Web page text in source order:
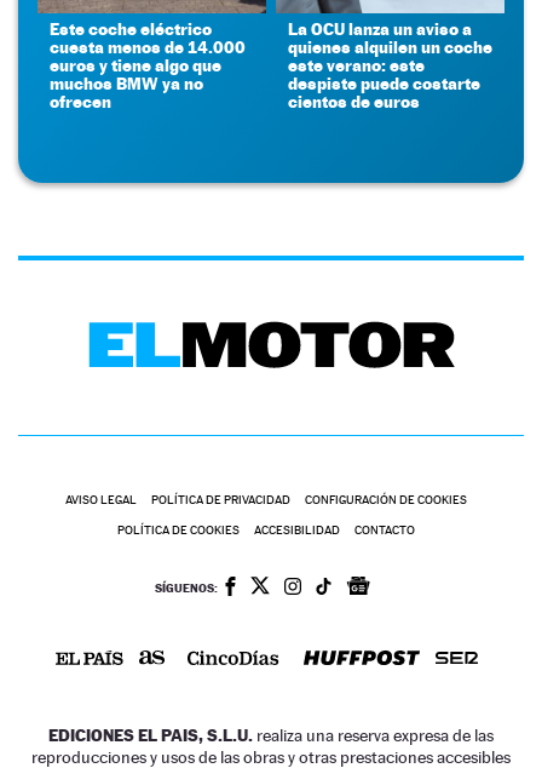
Este coche eléctrico
cuesta menos de 14.000
euros y tiene algo que
muchos BMW ya no
ofrecen
La OCU lanza un aviso a
quienes alquilen un coche
este verano: este
despiste puede costarte
cientos de euros
AVISO LEGAL POLÍTICA DE PRIVACIDAD CONFIGURACIÓN DE COOKIES
POLÍTICA DE COOKIES ACCESIBILIDAD CONTACTO
SÍGUENOS:
EDICIONES EL PAIS, S.L.U. realiza una reserva expresa de las
reproducciones y usos de las obras y otras prestaciones accesibles